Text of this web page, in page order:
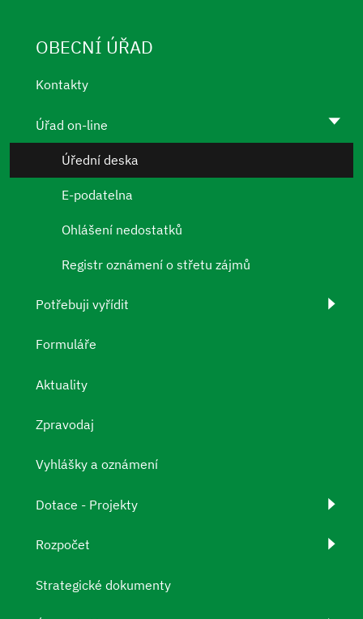
OBECNÍ ÚŘAD
Kontakty
Úřad on-line
Úřední deska
E-podatelna
Ohlášení nedostatků
Registr oznámení o střetu zájmů
Potřebuji vyřídit
Formuláře
Aktuality
Zpravodaj
Vyhlášky a oznámení
Dotace - Projekty
Rozpočet
Strategické dokumenty